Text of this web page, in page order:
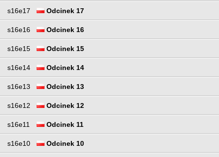
s16e17 Odcinek 17
s16e16 Odcinek 16
s16e15 Odcinek 15
s16e14 Odcinek 14
s16e13 Odcinek 13
s16e12 Odcinek 12
s16e11 Odcinek 11
s16e10 Odcinek 10